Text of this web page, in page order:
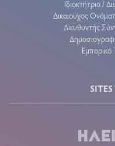
Ιδιοκτήτρια /
Δικαιούχος
Διευθυντής